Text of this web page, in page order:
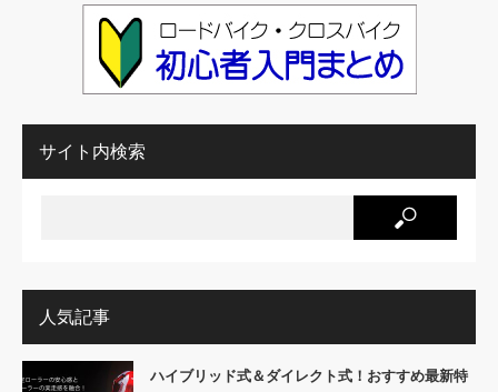
サイト内検索
人気記事
ハイブリッド式＆ダイレクト式！おすすめ最新特